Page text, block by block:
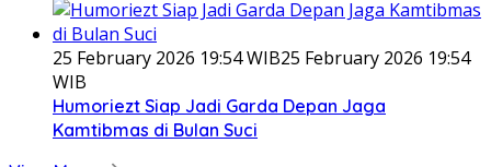
25 February 2026 19:54 WIB25 February 2026 19:54
WIB
Humoriezt Siap Jadi Garda Depan Jaga
Kamtibmas di Bulan Suci